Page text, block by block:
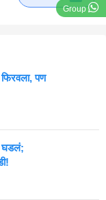
Group
पण
घडलं;